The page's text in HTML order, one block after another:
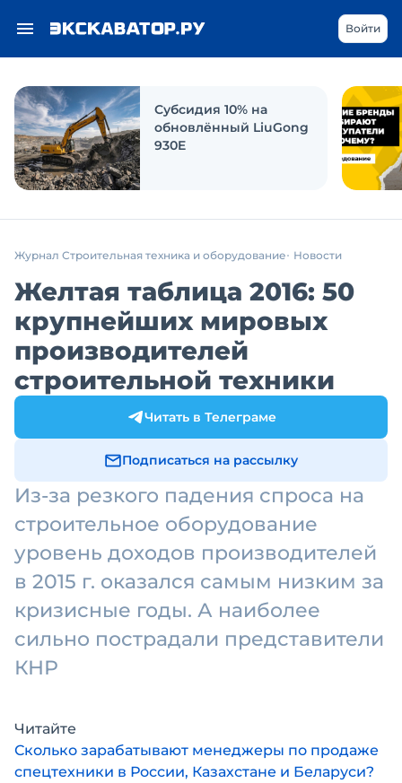
Войти
Субсидия 10% на
обновлённый LiuGong
930E
Журнал Строительная техника и оборудование Новости
Желтая таблица 2016: 50
крупнейших мировых
производителей
строительной техники
Читать в Телеграме
Подписаться на рассылку
Из-за резкого падения спроса на
строительное оборудование
уровень доходов производителей
в 2015 г. оказался самым низким за
кризисные годы. А наиболее
сильно пострадали представители
КНР
Читайте
Сколько зарабатывают менеджеры по продаже
спецтехники в России, Казахстане и Беларуси?